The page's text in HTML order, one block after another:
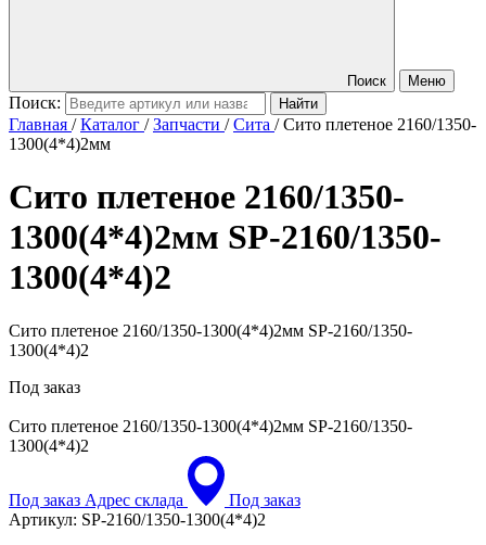
Поиск Меню
Поиск:
Главная /Каталог /Запчасти /Сита /Сито плетеное 2160/1350-
1300(4*4)2мм
Сито плетеное 2160/1350-
1300(4*4)2мм SP-2160/1350-
1300(4*4)2
Сито плетеное 2160/1350-1300(4*4)2мм SP-2160/1350-
1300(4*4)2
Под заказ
Сито плетеное 2160/1350-1300(4*4)2мм SP-2160/1350-
1300(4*4)2
Под заказ Адрес склада
Под заказ
Артикул: SP-2160/1350-1300(4*4)2